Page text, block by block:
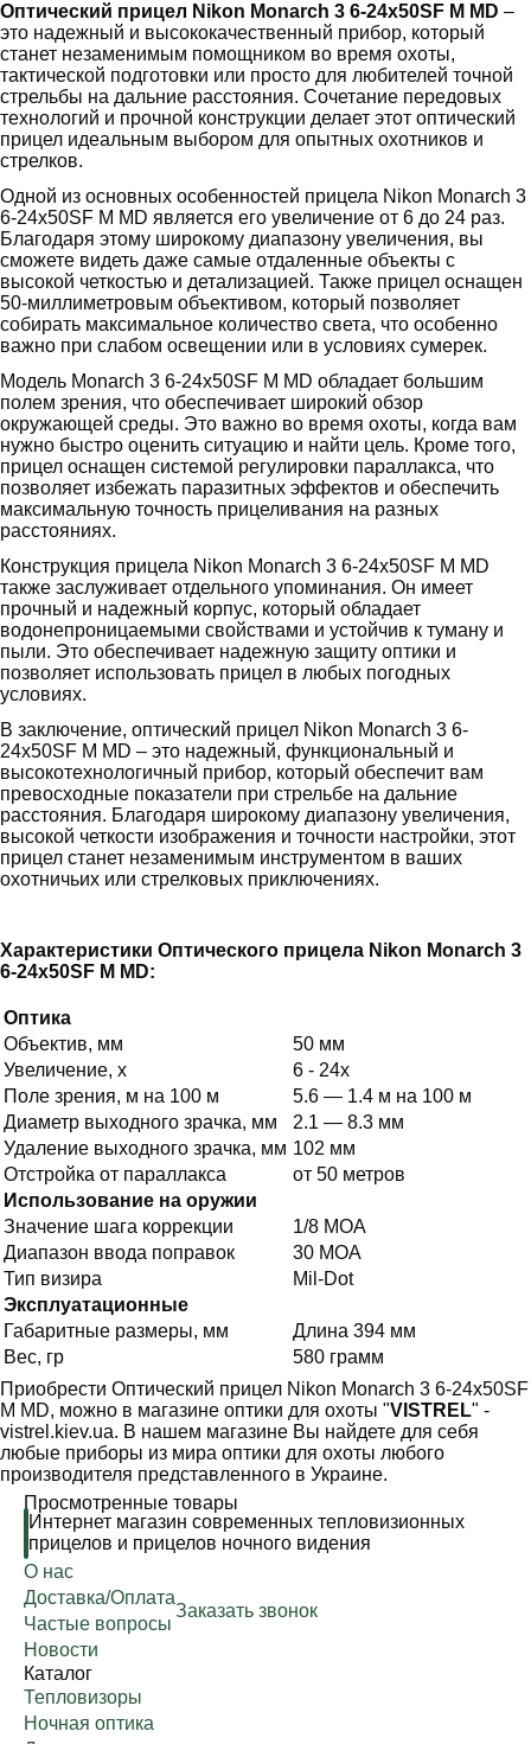
Оптический прицел Nikon Monarch 3 6-24x50SF M MD–
это надежный и высококачественный прибор, который
станет незаменимым помощником во время охоты,
тактической подготовки или просто для любителей точной
стрельбы на дальние расстояния. Сочетание передовых
технологий и прочной конструкции делает этот оптический
прицел идеальным выбором для опытных охотников и
стрелков.
Одной из основных особенностей прицела Nikon Monarch 3
6-24x50SF M MD является его увеличение от 6 до 24 раз.
Благодаря этому широкому диапазону увеличения, вы
сможете видеть даже самые отдаленные объекты с
высокой четкостью и детализацией. Также прицел оснащен
50-миллиметровым объективом, который позволяет
собирать максимальное количество света, что особенно
важно при слабом освещении или в условиях сумерек.
Модель Monarch 3 6-24x50SF M MD обладает большим
полем зрения, что обеспечивает широкий обзор
окружающей среды. Это важно во время охоты, когда вам
нужно быстро оценить ситуацию и найти цель. Кроме того,
прицел оснащен системой регулировки параллакса, что
позволяет избежать паразитных эффектов и обеспечить
максимальную точность прицеливания на разных
расстояниях.
Конструкция прицела Nikon Monarch 3 6-24x50SF M MD
также заслуживает отдельного упоминания. Он имеет
прочный и надежный корпус, который обладает
водонепроницаемыми свойствами и устойчив к туману и
пыли. Это обеспечивает надежную защиту оптики и
позволяет использовать прицел в любых погодных
условиях.
В заключение, оптический прицел Nikon Monarch 3 6-
24x50SF M MD – это надежный, функциональный и
высокотехнологичный прибор, который обеспечит вам
превосходные показатели при стрельбе на дальние
расстояния. Благодаря широкому диапазону увеличения,
высокой четкости изображения и точности настройки, этот
прицел станет незаменимым инструментом в ваших
охотничьих или стрелковых приключениях.
Характеристики Оптического прицела Nikon Monarch 3
6-24x50SF M MD:
Оптика
Объектив, мм
50 мм
Увеличение, х
6 - 24x
Поле зрения, м на 100 м
5.6 — 1.4 м на 100 м
Диаметр выходного зрачка, мм
2.1 — 8.3 мм
Удаление выходного зрачка, мм 102 мм
Отстройка от параллакса
от 50 метров
Использование на оружии
Значение шага коррекции
1/8 MOA
Диапазон ввода поправок
30 MOA
Тип визира
Mil-Dot
Эксплуатационные
Габаритные размеры, мм
Длина 394 мм
Вес, гр
580 грамм
Приобрести Оптический прицел Nikon Monarch 3 6-24x50SF
M MD, можно в магазине оптики для охоты "VISTREL" -
vistrel.kiev.ua. В нашем магазине Вы найдете для себя
любые приборы из мира оптики для охоты любого
производителя представленного в Украине.
Просмотренные товары
Интернет магазин современных тепловизионных
прицелов и прицелов ночного видения
О нас
Доставка/Оплата
Частые вопросы
Новости
Заказать звонок
Каталог
Тепловизоры
Ночная оптика